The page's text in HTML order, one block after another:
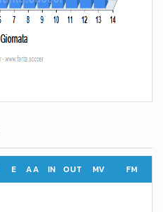
E AA IN OUT MV FM